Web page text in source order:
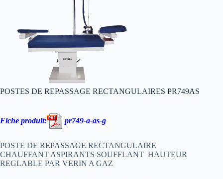
POSTES DE REPASSAGE RECTANGULAIRES PR749AS
Fiche produit: pr749-a-as-g
POSTE DE REPASSAGE RECTANGULAIRE
CHAUFFANT ASPIRANTS SOUFFLANT HAUTEUR
REGLABLE PAR VERIN A GAZ